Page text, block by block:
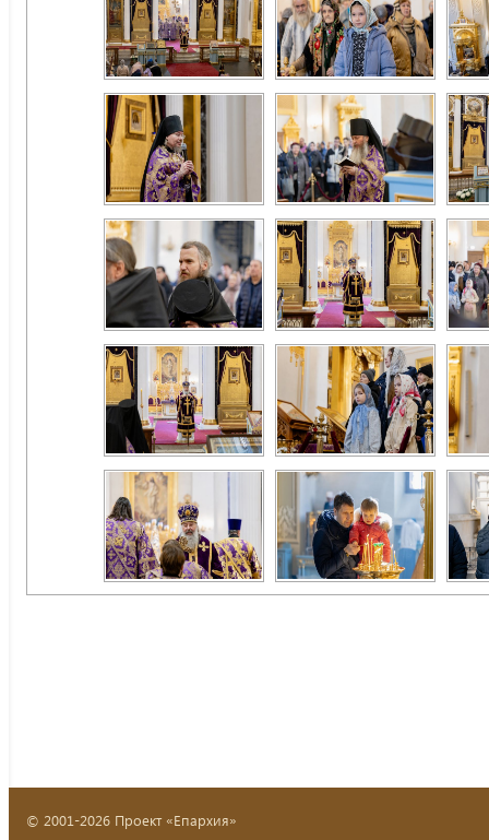
© 2001-2026 Проект «Епархия»